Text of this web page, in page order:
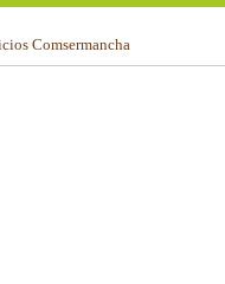
Comsermancha